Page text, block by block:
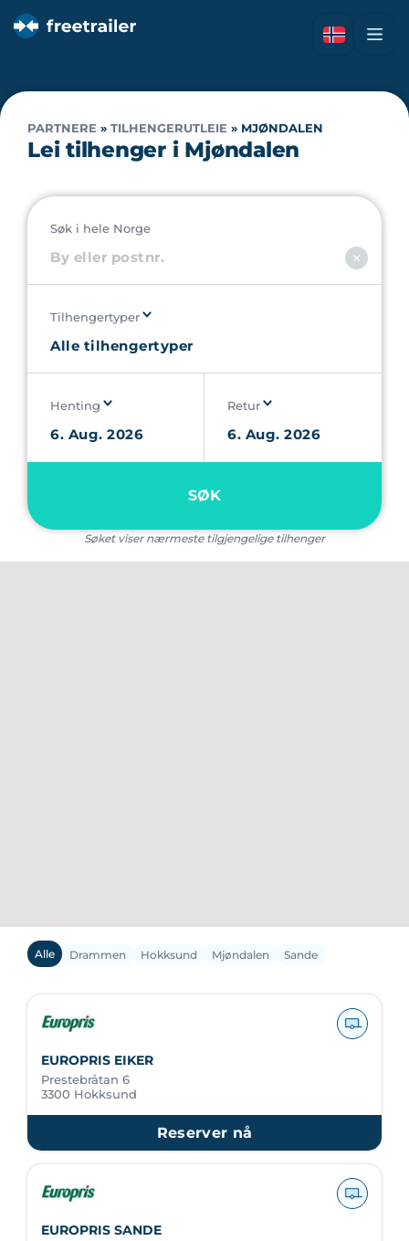
PARTNERE » TILHENGERUTLEIE » MJØNDALEN
Lei tilhenger i Mjøndalen
Søk i hele Norge
Tilhengertyper
Henting Retur
SØK
Søket viser nærmeste tilgjengelige tilhenger
Alle Drammen Hokksund Mjøndalen Sande
EUROPRIS EIKER
Prestebråtan 6
3300 Hokksund
Reserver nå
EUROPRIS SANDE